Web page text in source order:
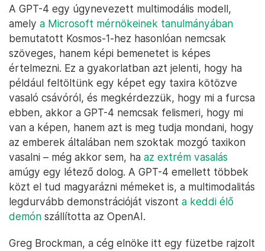
A GPT-4 egy úgynevezett multimodális modell,
amely a Microsoft mérnökeinek tanulmányában
bemutatott Kosmos-1-hez hasonlóan nemcsak
szöveges, hanem képi bemenetet is képes
értelmezni. Ez a gyakorlatban azt jelenti, hogy ha
például feltöltünk egy képet egy taxira kötözve
vasaló csávóról, és megkérdezzük, hogy mi a furcsa
ebben, akkor a GPT-4 nemcsak felismeri, hogy mi
van a képen, hanem azt is meg tudja mondani, hogy
az emberek általában nem szoktak mozgó taxikon
vasalni – még akkor sem, ha az extrém vasalás
amúgy egy létező dolog. A GPT-4 emellett többek
közt el tud magyarázni mémeket is, a multimodalitás
legdurvább demonstrációját viszont a keddi élő
demón szállította az OpenAI.
Greg Brockman, a cég elnöke itt egy füzetbe rajzolt